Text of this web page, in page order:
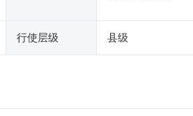
行使层级 县级